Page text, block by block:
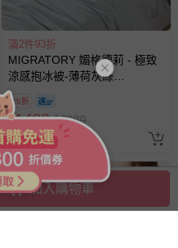
滿2件93折
MIGRATORY 媚格德莉 - 極致
涼感抱冰被-薄荷灰綠
(150x186cm)
25折
$1480 $5980
已售出 8
回饋
5%
加入購物車